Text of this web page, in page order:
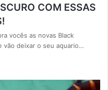
COM ESSAS
vocês as novas Black
vão deixar o seu aquario…